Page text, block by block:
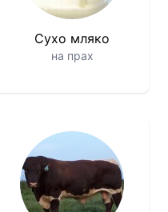
Сухо мляко
на прах